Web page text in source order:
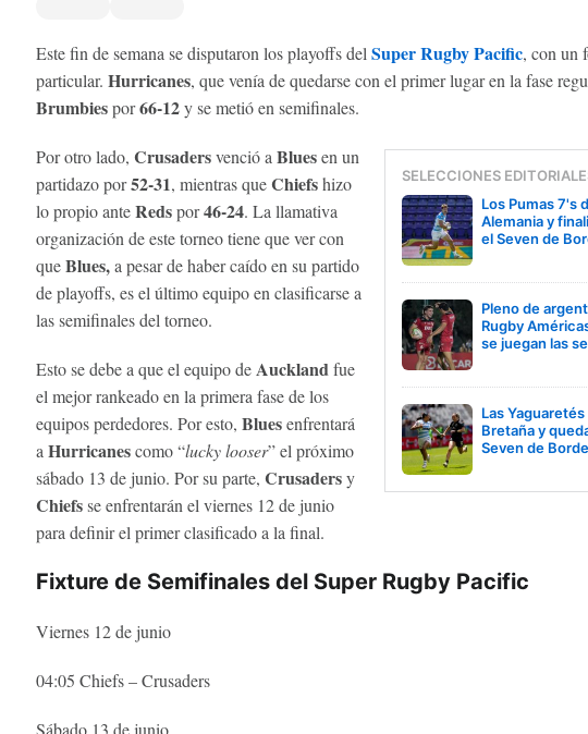
Este fin de semana se disputaron los playoffs del Super Rugby Pacific, con un
particular. Hurricanes, que venía de quedarse con el primer lugar en la fase
Brumbiespor66-12y se metió en semifinales.
SELECCIONES
Los Pumas 7's
Alemania y
el Seven de
Pleno de
Rugby
se juegan las
Las
Bretaña y
Seven de
Por otro lado, Crusadersvenció a Bluesen un
partidazo por52-31, mientras queChiefshizo
lo propio anteRedspor46-24. La llamativa
organización de este torneo tiene que ver con
queBlues,a pesar de haber caído en su partido
de playoffs, es el último equipo en clasificarse a
las semifinales del torneo.
Esto se debe a que el equipo deAucklandfue
el mejor rankeado en la primera fase de los
equipos perdedores. Por esto, Bluesenfrentará
a Hurricanescomo “lucky looser” el próximo
sábado 13 de junio. Por su parte, Crusadersy
Chiefsse enfrentarán el viernes 12 de junio
para definir el primer clasificado a la final.
Fixture de Semifinales del Super Rugby Pacific
Viernes 12 de junio
04:05 Chiefs – Crusaders
Sábado 13 de junio